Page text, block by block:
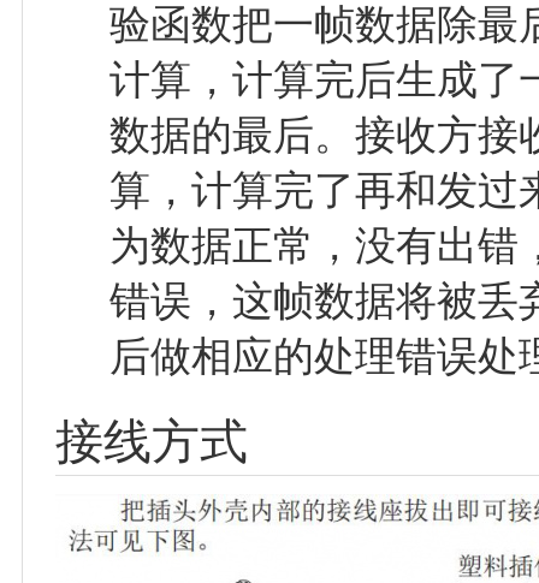
验函数把一帧数据除最
计算，计算完后生成了
数据的最后。接收方接
算，计算完了再和发过
为数据正常，没有出错
错误，这帧数据将被丢
后做相应的处理错误处
接线方式